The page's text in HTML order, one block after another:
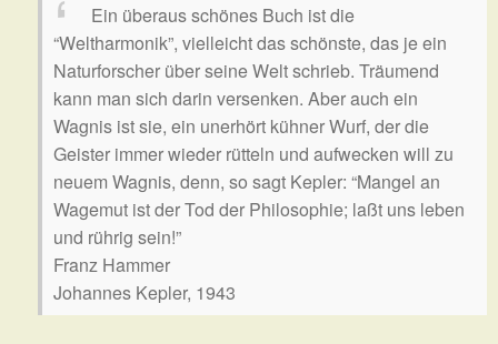
Ein überaus schönes Buch ist die
“Weltharmonik”, vielleicht das schönste, das je ein
Naturforscher über seine Welt schrieb. Träumend
kann man sich darin versenken. Aber auch ein
Wagnis ist sie, ein unerhört kühner Wurf, der die
Geister immer wieder rütteln und aufwecken will zu
neuem Wagnis, denn, so sagt Kepler: “Mangel an
Wagemut ist der Tod der Philosophie; laßt uns leben
und rührig sein!”
Franz Hammer
Johannes Kepler, 1943